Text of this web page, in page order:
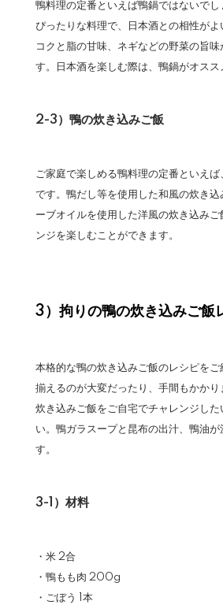
鴨料理の定番といえば鴨鍋ではないで
ぴったりな料理で、日本酒との相性が
コクと脂の甘味、ネギなどの野菜の旨味
す。日本酒を楽しむ際は、鴨鍋がオスス
2-3）鴨の炊き込みご飯
ご家庭で楽しめる鴨料理の定番といえ
です。鴨だし等を使用した和風の炊き込
ーブオイルを使用した洋風の炊き込み
ンジを楽しむことができます。
3）拘りの鴨の炊き込みご飯
本格的な鴨の炊き込みご飯のレシピを
揃えるのが大変だったり、手間もかか
炊き込みご飯をご自宅でチャレンジした
い。鴨ガラスープと昆布の出汁、鴨油
す。
3-1）材料
・米 2合
・鴨もも肉 200g
・ごぼう 1本